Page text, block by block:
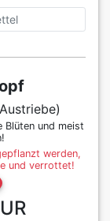
Blüten und meist
werden,
und verrottet!